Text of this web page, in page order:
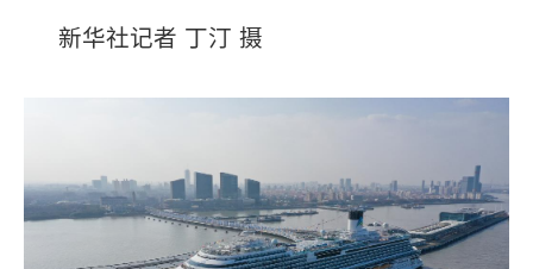
新华社记者 丁汀 摄